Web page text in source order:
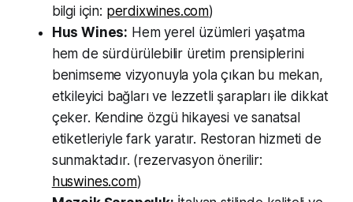
bilgi için: perdixwines.com)
Hus Wines: Hem yerel üzümleri yaşatma
hem de sürdürülebilir üretim prensiplerini
benimseme vizyonuyla yola çıkan bu mekan,
etkileyici bağları ve lezzetli şarapları ile dikkat
çeker. Kendine özgü hikayesi ve sanatsal
etiketleriyle fark yaratır. Restoran hizmeti de
sunmaktadır. (rezervasyon önerilir:
huswines.com)